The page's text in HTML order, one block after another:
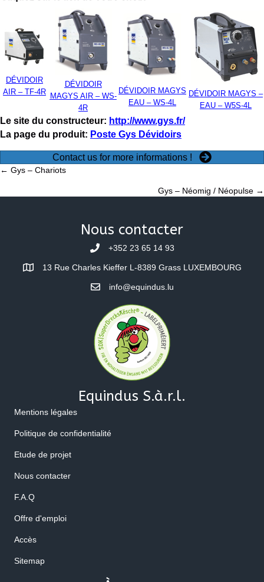
DÉVIDOIR
AIR – TF-4R
DÉVIDOIR
MAGYS AIR – WS-
4R
DÉVIDOIR MAGYS
EAU – WS-4L
DÉVIDOIR MAGYS –
EAU – W5S-4L
Le site du constructeur: http://www.gys.fr/
La page du produit: Poste Gys Dévidoirs
Contact us for more informations !
Posts
navigation
← Gys – Chariots
Gys – Néomig / Néopulse →
Nous contacter
+352 23 65 14 93
13 Rue Charles Kieffer L-8389 Grass LUXEMBOURG
info@equindus.lu
Equindus S.à.r.l.
Mentions légales
Politique de confidentialité
Etude de projet
Nous contacter
F.A.Q
Offre d'emploi
Accès
Sitemap